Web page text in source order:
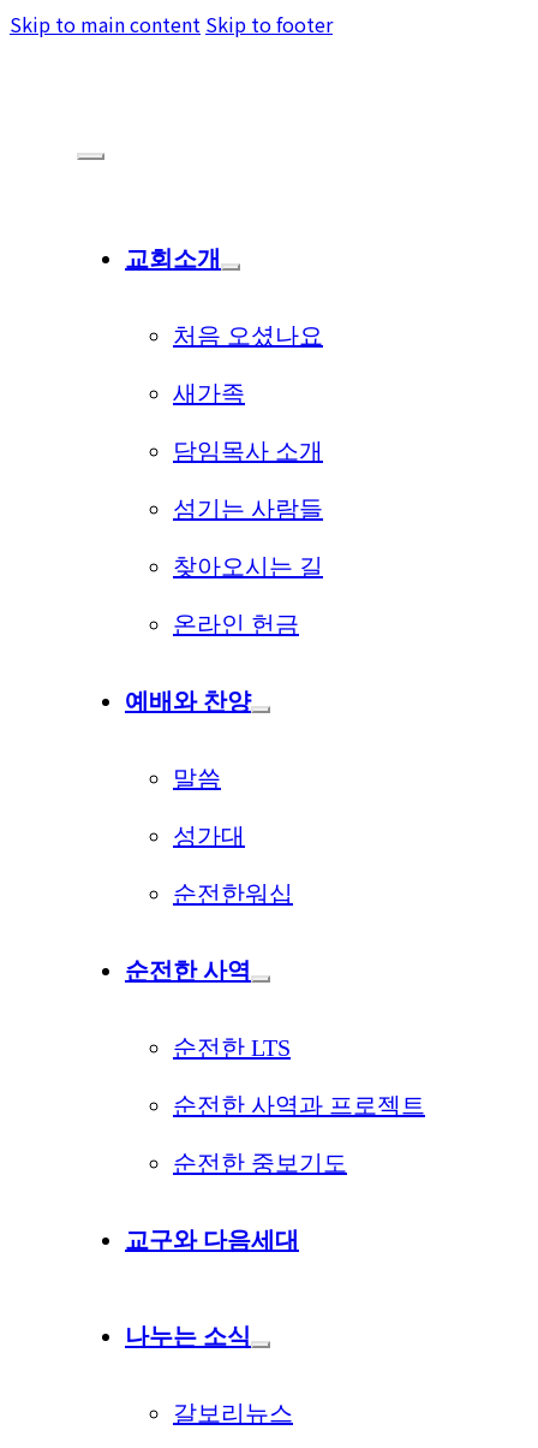
Skip to main content Skip to footer
교회소개
처음 오셨나요
새가족
담임목사 소개
섬기는 사람들
찾아오시는 길
온라인 헌금
예배와 찬양
말씀
성가대
순전한워십
순전한 사역
순전한 LTS
순전한 사역과 프로젝트
순전한 중보기도
교구와 다음세대
나누는 소식
갈보리뉴스